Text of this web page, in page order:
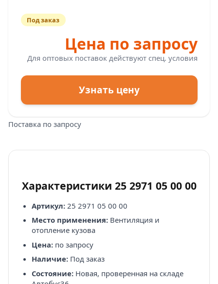
Под заказ
Цена по запросу
Для оптовых поставок действуют спец. условия
Узнать цену
Поставка по запросу
Характеристики 25 2971 05 00 00
Артикул:25 2971 05 00 00
Место применения:Вентиляция и
отопление кузова
Цена:по запросу
Наличие:Под заказ
Состояние:Новая, проверенная на складе